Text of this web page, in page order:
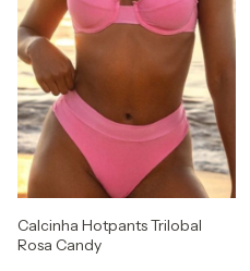
Calcinha Hotpants Trilobal
Rosa Candy